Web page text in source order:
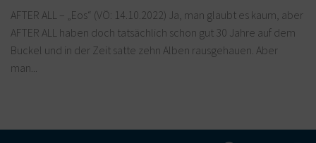
AFTER ALL – „Eos“ (VÖ: 14.10.2022) Ja, man glaubt es kaum, aber
AFTER ALL haben doch tatsächlich schon gut 30 Jahre auf dem
Buckel und in der Zeit satte zehn Alben rausgehauen. Aber
man...